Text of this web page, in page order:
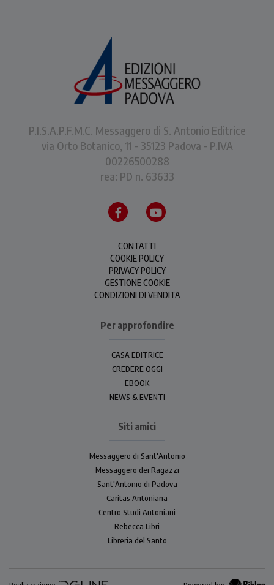
P.I.S.A.P.F.M.C. Messaggero di S. Antonio Editrice
via Orto Botanico, 11 - 35123 Padova - P.IVA
00226500288
rea: PD n. 63633
CONTATTI
COOKIE POLICY
PRIVACY POLICY
GESTIONE COOKIE
CONDIZIONI DI VENDITA
Per approfondire
CASA EDITRICE
CREDERE OGGI
EBOOK
NEWS & EVENTI
Siti amici
Messaggero di Sant'Antonio
Messaggero dei Ragazzi
Sant'Antonio di Padova
Caritas Antoniana
Centro Studi Antoniani
Rebecca Libri
Libreria del Santo